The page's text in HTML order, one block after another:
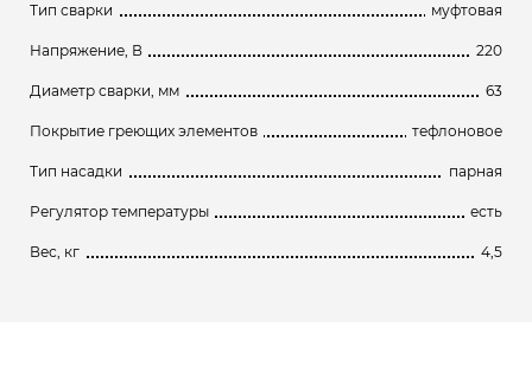
Тип сварки муфтовая
Напряжение, В 220
Диаметр сварки, мм 63
Покрытие греющих элементов тефлоновое
Тип насадки парная
Регулятор температуры есть
Вес, кг 4,5